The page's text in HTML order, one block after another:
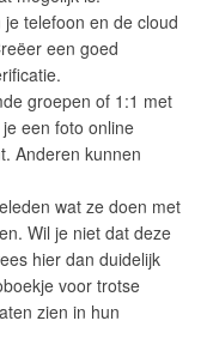
telefoon en de cloud
een goed
groepen of 1:1 met
een foto online
Anderen kunnen
wat ze doen met
Wil je niet dat deze
hier dan duidelijk
voor trotse
zien in hun